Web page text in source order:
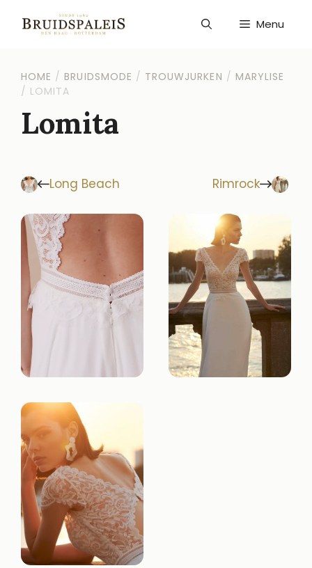
naar
Menu
HOME / BRUIDSMODE / TROUWJURKEN / MARYLISE
/ LOMITA
Lomita
Long Beach Rimrock